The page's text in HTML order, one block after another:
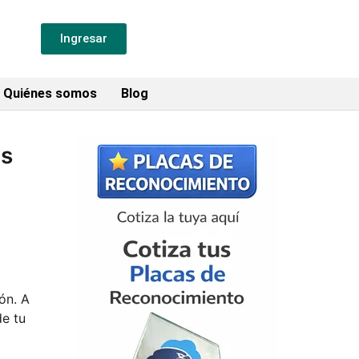
Ingresar
Quiénes somos Blog
A
tu